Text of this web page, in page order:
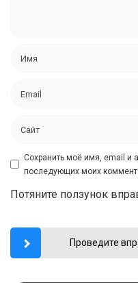
Сохранить моё имя, email и
последующих моих
Потяните ползунок
Проведите